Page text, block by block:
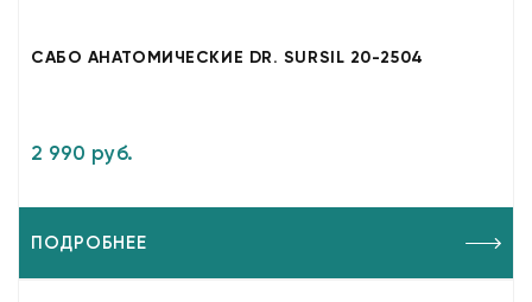
САБО АНАТОМИЧЕСКИЕ DR. SURSIL 20-2504
2 990 руб.
ПОДРОБНЕЕ